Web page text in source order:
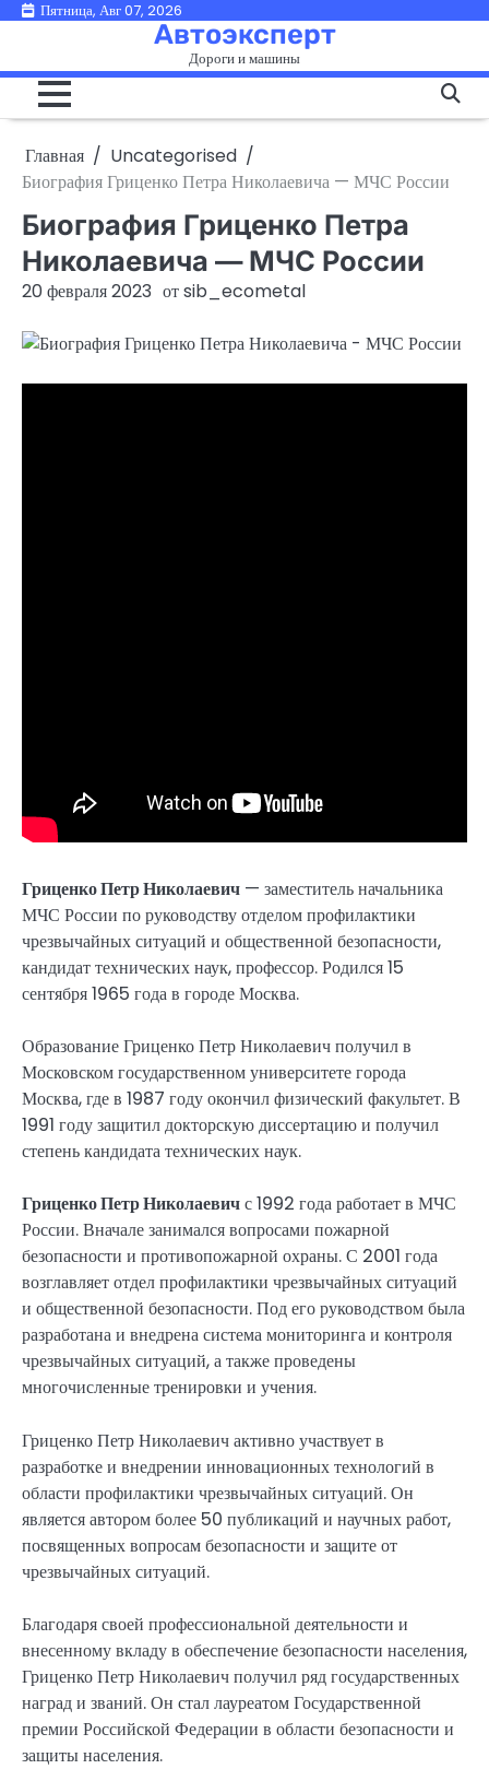
ПерейтиПятница, Авг 07, 2026
Автоэксперт
Дороги и машины
Главная
Uncategorised
Биография Гриценко Петра Николаевича — МЧС России
Биография Гриценко Петра
Николаевича — МЧС России
20 февраля 2023 отsib_ecometal
Гриценко Петр Николаевич — заместитель начальника
МЧС России по руководству отделом профилактики
чрезвычайных ситуаций и общественной безопасности,
кандидат технических наук, профессор. Родился 15
сентября 1965 года в городе Москва.
Образование Гриценко Петр Николаевич получил в
Московском государственном университете города
Москва, где в 1987 году окончил физический факультет. В
1991 году защитил докторскую диссертацию и получил
степень кандидата технических наук.
Гриценко Петр Николаевичс 1992 года работает в МЧС
России. Вначале занимался вопросами пожарной
безопасности и противопожарной охраны. С 2001 года
возглавляет отдел профилактики чрезвычайных ситуаций
и общественной безопасности. Под его руководством была
разработана и внедрена система мониторинга и контроля
чрезвычайных ситуаций, а также проведены
многочисленные тренировки и учения.
Гриценко Петр Николаевич активно участвует в
разработке и внедрении инновационных технологий в
области профилактики чрезвычайных ситуаций. Он
является автором более 50 публикаций и научных работ,
посвященных вопросам безопасности и защите от
чрезвычайных ситуаций.
Благодаря своей профессиональной деятельности и
внесенному вкладу в обеспечение безопасности населения,
Гриценко Петр Николаевич получил ряд государственных
наград и званий. Он стал лауреатом Государственной
премии Российской Федерации в области безопасности и
защиты населения.